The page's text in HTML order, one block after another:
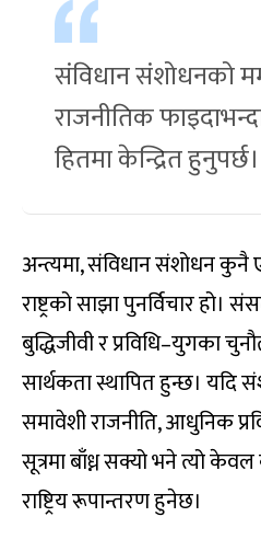
संविधान संशोधनको
राजनीतिक फाइदाभन्दा
हितमा केन्द्रित हुनुपर्छ।
अन्त्यमा, संविधान संशोधन कुनै
राष्ट्रको साझा पुनर्विचार
बुद्धिजीवी र प्रविधि–युगका
सार्थकता स्थापित हुन्छ।
समावेशी राजनीति, आधुनिक
सूत्रमा बाँध्न सक्यो भने त्यो
राष्ट्रिय रूपान्तरण हुनेछ।